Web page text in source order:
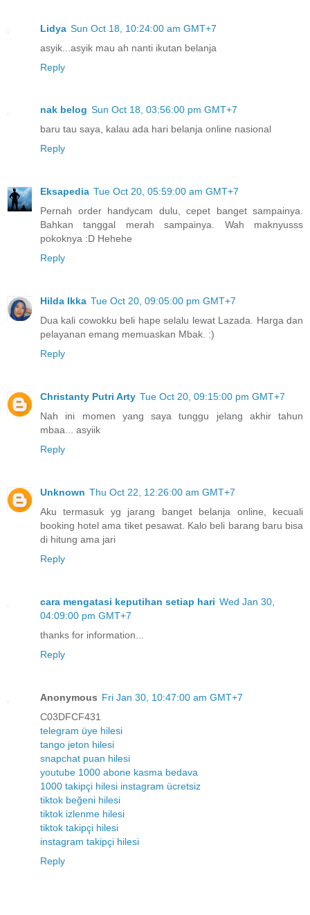
Lidya Sun Oct 18, 10:24:00 am GMT+7
asyik...asyik mau ah nanti ikutan belanja
Reply
nak belog Sun Oct 18, 03:56:00 pm GMT+7
baru tau saya, kalau ada hari belanja online nasional
Reply
Eksapedia Tue Oct 20, 05:59:00 am GMT+7
Pernah order handycam dulu, cepet banget sampainya.
Bahkan tanggal merah sampainya. Wah maknyusss
pokoknya :D Hehehe
Reply
Hilda Ikka Tue Oct 20, 09:05:00 pm GMT+7
Dua kali cowokku beli hape selalu lewat Lazada. Harga dan
pelayanan emang memuaskan Mbak. :)
Reply
Christanty Putri Arty Tue Oct 20, 09:15:00 pm GMT+7
Nah ini momen yang saya tunggu jelang akhir tahun
mbaa... asyiik
Reply
Unknown Thu Oct 22, 12:26:00 am GMT+7
Aku termasuk yg jarang banget belanja online, kecuali
booking hotel ama tiket pesawat. Kalo beli barang baru bisa
di hitung ama jari
Reply
cara mengatasi keputihan setiap hari Wed Jan 30,
04:09:00 pm GMT+7
thanks for information...
Reply
Anonymous Fri Jan 30, 10:47:00 am GMT+7
C03DFCF431
telegram üye hilesi
tango jeton hilesi
snapchat puan hilesi
youtube 1000 abone kasma bedava
1000 takipçi hilesi instagram ücretsiz
tiktok beğeni hilesi
tiktok izlenme hilesi
tiktok takipçi hilesi
instagram takipçi hilesi
Reply